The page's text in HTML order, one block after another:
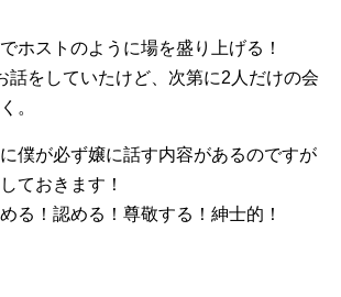
ホストのように場を盛り上げる！
話をしていたけど、次第に2人だけの会
。
僕が必ず嬢に話す内容があるのですが
ておきます！
る！認める！尊敬する！紳士的！